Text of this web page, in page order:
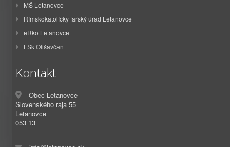
MŠ Letanovce
Rímskokatolícky farský úrad Letanovce
eRko Letanovce
FSk Olišavčan
Kontakt
Obec Letanovce
Slovenského raja 55
Letanovce
053 13